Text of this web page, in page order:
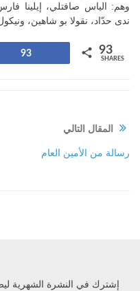
وهم: الياس صافتلي، إيلينا
ندى حدّاد، نقولا بو شاهين،
93 93
SHARES
المقال التالي
رسالة من الأمين العام
إشترك في النشرة الشهرية